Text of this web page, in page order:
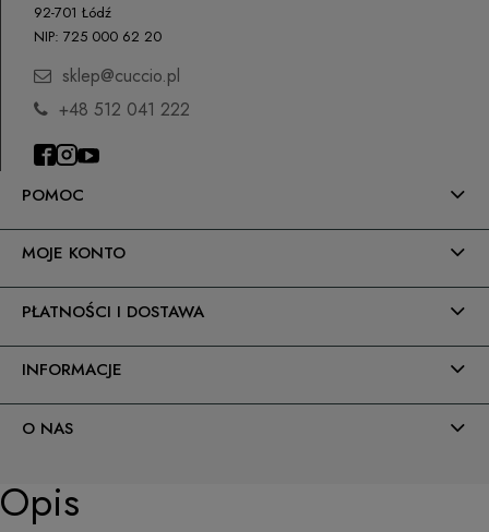
POMOC
MOJE KONTO
PŁATNOŚCI I DOSTAWA
INFORMACJE
O NAS
92-701 Łódź
NIP: 725 000 62 20
sklep@cuccio.pl
+48 512 041 222
Opis